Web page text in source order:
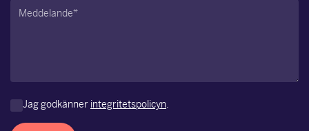
Meddelande(Obligatoriskt)
Jag godkänner integritetspolicyn.